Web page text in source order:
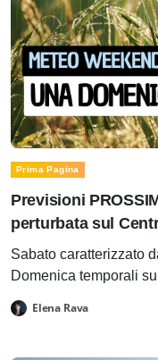
Prima Pagina
Previsioni
perturbata sul
Sabato caratterizzato
Domenica temporali
Elena Rava